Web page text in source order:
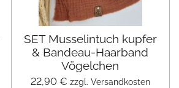
SET Musselintuch kupfer
& Bandeau-Haarband
Vögelchen
22,90 € zzgl. Versandkosten